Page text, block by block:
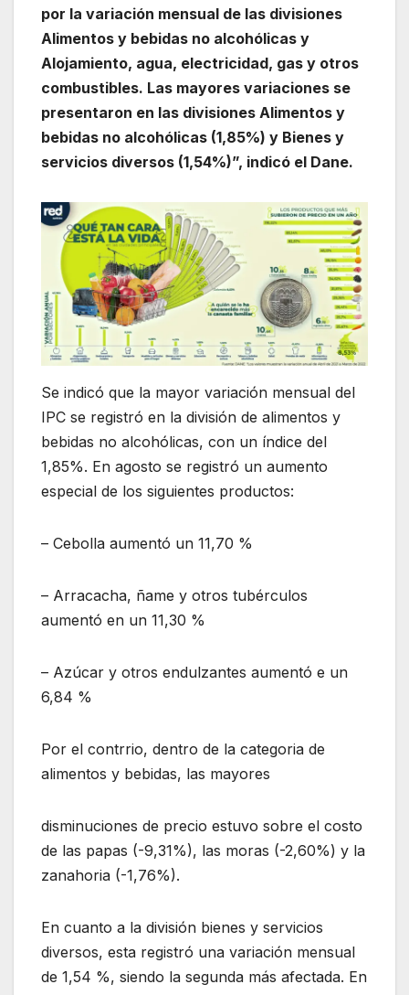
por la variación mensual de las divisiones
Alimentos y bebidas no alcohólicas y
Alojamiento, agua, electricidad, gas y otros
combustibles. Las mayores variaciones se
presentaron en las divisiones Alimentos y
bebidas no alcohólicas (1,85%) y Bienes y
servicios diversos (1,54%)”, indicó el Dane.
Se indicó que la mayor variación mensual del
IPC se registró en la división de alimentos y
bebidas no alcohólicas, con un índice del
1,85%. En agosto se registró un aumento
especial de los siguientes productos:
– Cebolla aumentó un 11,70 %
– Arracacha, ñame y otros tubérculos
aumentó en un 11,30 %
– Azúcar y otros endulzantes aumentó e un
6,84 %
Por el contrrio, dentro de la categoria de
alimentos y bebidas, las mayores
disminuciones de precio estuvo sobre el costo
de las papas (-9,31%), las moras (-2,60%) y la
zanahoria (-1,76%).
En cuanto a la división bienes y servicios
diversos, esta registró una variación mensual
de 1,54 %, siendo la segunda más afectada. En